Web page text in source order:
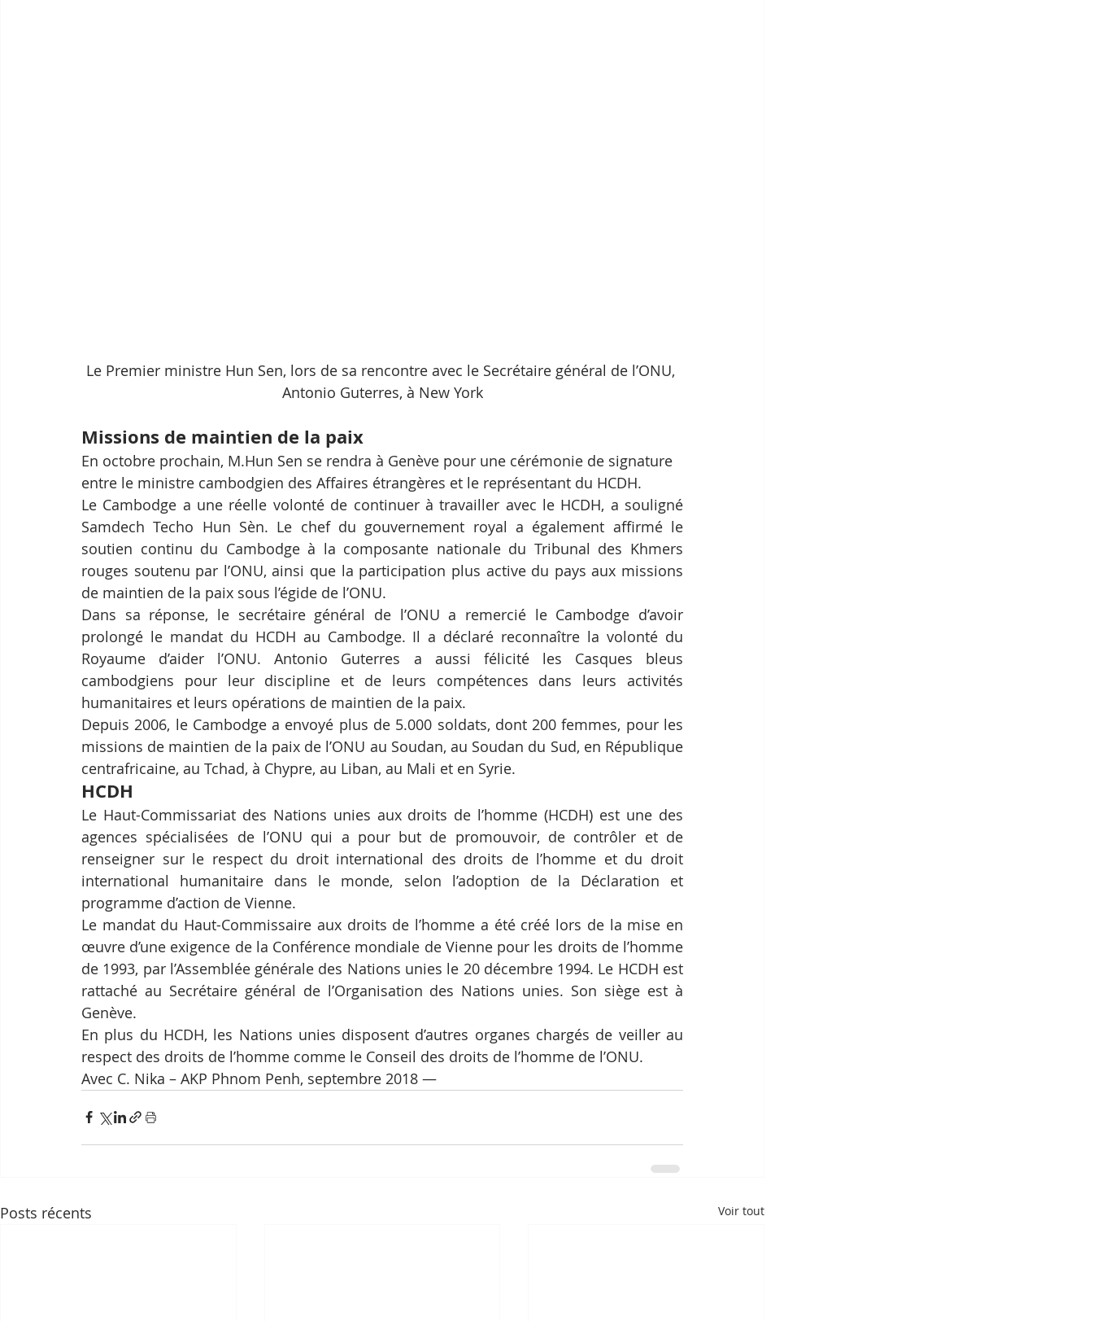
Le Premier ministre Hun Sen, lors de sa rencontre avec le Secrétaire général de l’ONU,
Antonio Guterres, à New York
Missions de maintien de la paix
En octobre prochain, M.Hun Sen se rendra à Genève pour une cérémonie de signature
entre le ministre cambodgien des Affaires étrangères et le représentant du HCDH.
Le Cambodge a une réelle volonté de continuer à travailler avec le HCDH, a souligné
Samdech Techo Hun Sèn. Le chef du gouvernement royal a également affirmé le
soutien continu du Cambodge à la composante nationale du Tribunal des Khmers
rouges soutenu par l’ONU, ainsi que la participation plus active du pays aux missions
de maintien de la paix sous l’égide de l’ONU.
Dans sa réponse, le secrétaire général de l’ONU a remercié le Cambodge d’avoir
prolongé le mandat du HCDH au Cambodge. Il a déclaré reconnaître la volonté du
Royaume d’aider l’ONU. Antonio Guterres a aussi félicité les Casques bleus
cambodgiens pour leur discipline et de leurs compétences dans leurs activités
humanitaires et leurs opérations de maintien de la paix.
Depuis 2006, le Cambodge a envoyé plus de 5.000 soldats, dont 200 femmes, pour les
missions de maintien de la paix de l’ONU au Soudan, au Soudan du Sud, en République
centrafricaine, au Tchad, à Chypre, au Liban, au Mali et en Syrie.
HCDH
Le Haut-Commissariat des Nations unies aux droits de l’homme (HCDH) est une des
agences spécialisées de l’ONU qui a pour but de promouvoir, de contrôler et de
renseigner sur le respect du droit international des droits de l’homme et du droit
international humanitaire dans le monde, selon l’adoption de la Déclaration et
programme d’action de Vienne.
Le mandat du Haut-Commissaire aux droits de l’homme a été créé lors de la mise en
œuvre d’une exigence de la Conférence mondiale de Vienne pour les droits de l’homme
de 1993, par l’Assemblée générale des Nations unies le 20 décembre 1994. Le HCDH est
rattaché au Secrétaire général de l’Organisation des Nations unies. Son siège est à
Genève.
En plus du HCDH, les Nations unies disposent d’autres organes chargés de veiller au
respect des droits de l’homme comme le Conseil des droits de l’homme de l’ONU.
Avec C. Nika – AKP Phnom Penh, septembre 2018 —
Posts récents Voir tout